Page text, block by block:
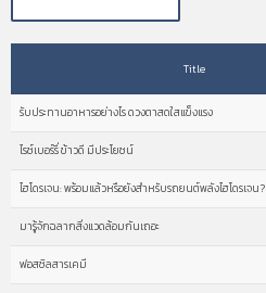
Title
รับประทานอาหารอย่างไร ดวงตาสดใสแข็งแรง
ไรซ์เบอร์รี่ ข้าวดี มีประโยชน์
ไฮโดรเจน: พร้อมแล้วหรือยังสำหรับรถยนต์พลังไฮโดรเจน?
มารู้จักฉลากสิ่งแวดล้อมกันเถอะ
ฟอสซิลสารเคมี